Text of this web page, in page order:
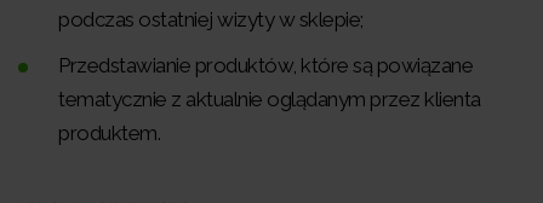
podczas ostatniej wizyty w sklepie;
Przedstawianie produktów, które są powiązane
tematycznie z aktualnie oglądanym przez klienta
produktem.